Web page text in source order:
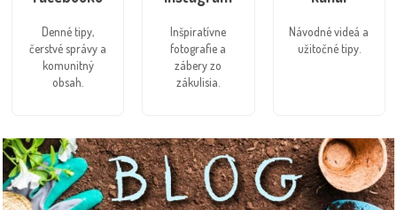
Denné tipy,
čerstvé správy a
komunitný
obsah.
Inšpiratívne
fotografie a
zábery zo
zákulisia.
Návodné videá a
užitočné tipy.